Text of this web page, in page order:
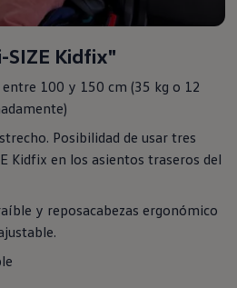
Kidfix"
entre 100 y 150 cm (35 kg o 12
Posibilidad de usar tres
Kidfix en los asientos traseros del
y reposacabezas ergonómico